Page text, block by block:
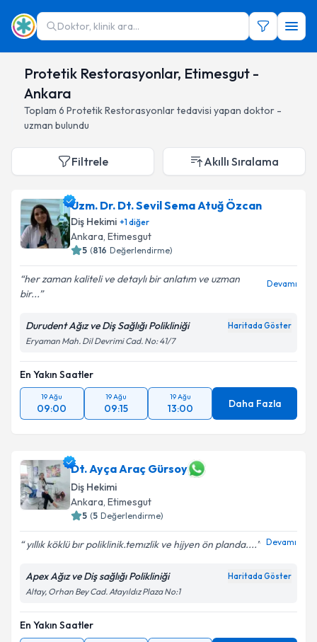
Doktor, klinik ara...
Protetik Restorasyonlar, Etimesgut -
Ankara
Toplam 6 Protetik Restorasyonlartedavisi yapan doktor -
uzman bulundu
Filtrele Akıllı Sıralama
Uzm. Dr. Dt. Sevil Sema Atuğ Özcan
Diş Hekimi +1diğer
Ankara, Etimesgut
5 (816 Değerlendirme)
her zaman kaliteli ve detaylı bir anlatım ve uzman
bir...
Devamı
Durudent Ağız ve Diş Sağlığı Polikliniği Haritada Göster
Eryaman Mah. Dil Devrimi Cad. No: 41/7
En Yakın Saatler
19 Ağu
09:00
19 Ağu
09:15
19 Ağu
13:00 Daha Fazla
Dt. Ayça Araç Gürsoy
Diş Hekimi
Ankara, Etimesgut
5 (5 Değerlendirme)
yıllık köklü bır poliklinik.temızlik ve hijyen ön planda.... Devamı
Apex Ağız ve Diş sağlığı Polikliniği Haritada Göster
Altay, Orhan Bey Cad. Atayıldız Plaza No:1
En Yakın Saatler